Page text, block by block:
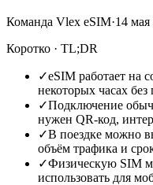
Команда Vlex eSIM·14 мая
Коротко · TL;DR
✓eSIM работает на
некоторых часах
✓Подключение
нужен QR-код,
✓В поездке можно
объём трафика и
✓Физическую SIM
использовать для